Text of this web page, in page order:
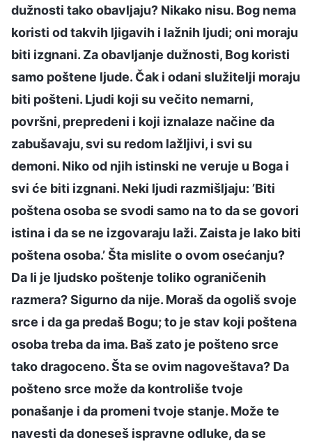
dužnosti tako obavljaju? Nikako nisu. Bog nema
koristi od takvih ljigavih i lažnih ljudi; oni moraju
biti izgnani. Za obavljanje dužnosti, Bog koristi
samo poštene ljude. Čak i odani služitelji moraju
biti pošteni. Ljudi koji su večito nemarni,
površni, prepredeni i koji iznalaze načine da
zabušavaju, svi su redom lažljivi, i svi su
demoni. Niko od njih istinski ne veruje u Boga i
svi će biti izgnani. Neki ljudi razmišljaju: ’Biti
poštena osoba se svodi samo na to da se govori
istina i da se ne izgovaraju laži. Zaista je lako biti
poštena osoba.’ Šta mislite o ovom osećanju?
Da li je ljudsko poštenje toliko ograničenih
razmera? Sigurno da nije. Moraš da ogoliš svoje
srce i da ga predaš Bogu; to je stav koji poštena
osoba treba da ima. Baš zato je pošteno srce
tako dragoceno. Šta se ovim nagoveštava? Da
pošteno srce može da kontroliše tvoje
ponašanje i da promeni tvoje stanje. Može te
navesti da doneseš ispravne odluke, da se